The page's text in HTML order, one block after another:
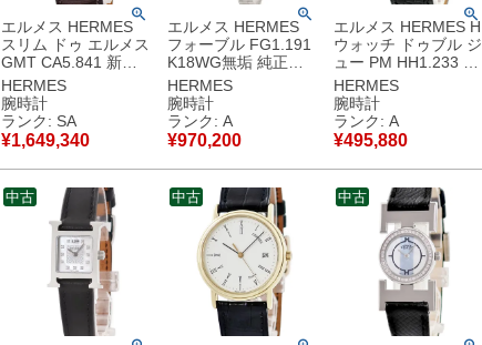
エルメス HERMES
スリム ドゥ エルメス
GMT CA5.841 新品
同様 K18PG×Ti コン
ビ ブラウン デイト
メンズ 腕時計自動巻
き ブラウン 【中古】
新品同様品
HERMES
腕時計
ランク: SA
¥1,649,340
エルメス HERMES
フォーブル FG1.191
K18WG無垢 純正ダ
イヤ ホワイト 白 ブ
レスレット レディー
ス 腕時計クオーツ ホ
ワイト 【中古】中古
美品
HERMES
腕時計
ランク: A
¥970,200
エルメス HERMES H
ウォッチ ドゥブル ジ
ュー PM HH1.233 純
正ダイヤ H型 黒エナ
メル ツートーンダイ
ヤル レディース 腕時
計クオーツ ブラック
【中古】中古美品
HERMES
腕時計
ランク: A
¥495,880
中古 中古 中古